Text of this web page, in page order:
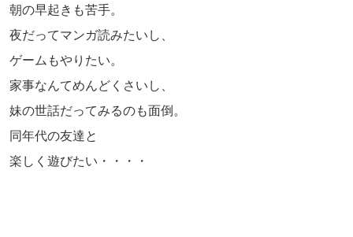
朝の早起きも苦手。
夜だってマンガ読みたいし、
ゲームもやりたい。
家事なんてめんどくさいし、
妹の世話だってみるのも面倒。
同年代の友達と
楽しく遊びたい・・・・